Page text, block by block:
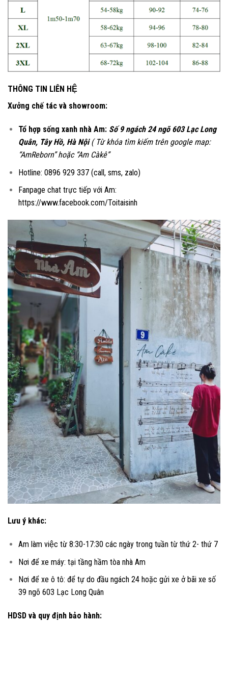
THÔNG TIN LIÊN HỆ
Xưởng chế tác và showroom:
Tổ hợp sống xanh nhà Am: Số 9 ngách 24 ngõ 603 Lạc Long
Quân, Tây Hồ, Hà Nội( Từ khóa tìm kiếm trên google map:
“AmReborn” hoặc “Am Càkê”
Hotline: 0896 929 337 (call, sms, zalo)
Fanpage chat trực tiếp với Am:
https://www.facebook.com/Toitaisinh
Lưu ý khác:
Am làm việc từ 8:30-17:30 các ngày trong tuần từ thứ 2- thứ 7
Nơi để xe máy: tại tầng hầm tòa nhà Am
Nơi để xe ô tô: để tự do đầu ngách 24 hoặc gửi xe ở bãi xe số
39 ngõ 603 Lạc Long Quân
HDSD và quy định bảo hành: